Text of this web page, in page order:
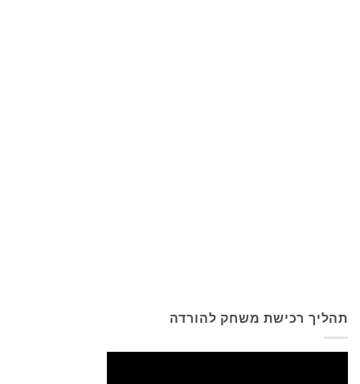
תהליך רכישת משחק להורדה